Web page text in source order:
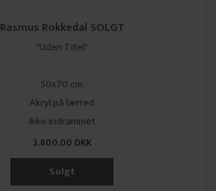
Rasmus Rokkedal SOLGT
"Uden Titel"
50x70 cm.
Akryl på lærred
Ikke indrammet
3.800,00 DKK
Solgt